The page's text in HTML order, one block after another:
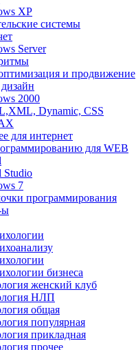
XP
системы
Server
и продвижение
2000
Dynamic, CSS
для интернет
для WEB
Studio
7
программирования
ы
бизнеса
женский клуб
НЛП
общая
популярная
прикладная
прочее